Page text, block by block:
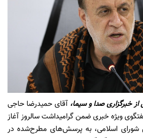
ازخبرگزاری صدا و سیما، آقای حمیدرضا حاجی
ویژه خبری ضمن گرامیداشت سالروز آغاز
شورای اسلامی، به پرسش‌های مطرح‌شده در